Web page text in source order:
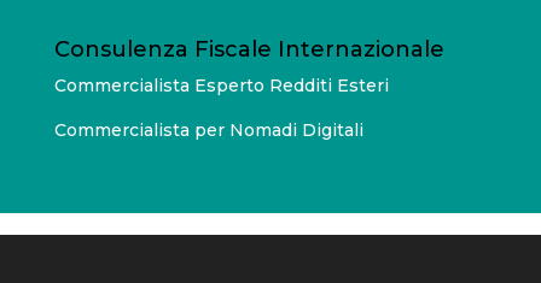
Consulenza Fiscale Internazionale
Commercialista Esperto Redditi Esteri
Commercialista per Nomadi Digitali